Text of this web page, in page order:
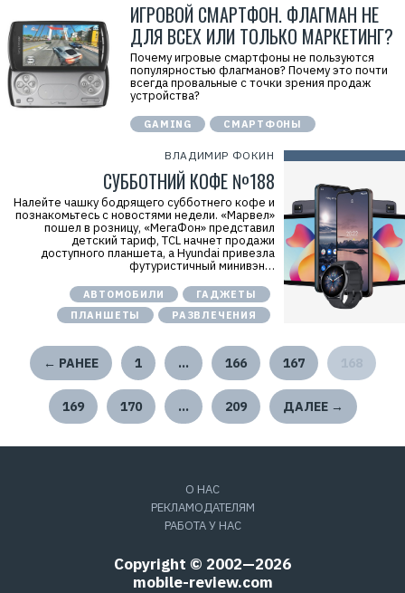
ИГРОВОЙ СМАРТФОН. ФЛАГМАН НЕ
ДЛЯ ВСЕХ ИЛИ ТОЛЬКО МАРКЕТИНГ?
Почему игровые смартфоны не пользуются
популярностью флагманов? Почему это почти
всегда провальные с точки зрения продаж
устройства?
GAMING СМАРТФОНЫ
ВЛАДИМИР ФОКИН
СУББОТНИЙ КОФЕ №188
Налейте чашку бодрящего субботнего кофе и
познакомьтесь с новостями недели. «Марвел»
пошел в розницу, «МегаФон» представил
детский тариф, TCL начнет продажи
доступного планшета, а Hyundai привезла
футуристичный минивэн…
АВТОМОБИЛИ
ГАДЖЕТЫ
ПЛАНШЕТЫ
РАЗВЛЕЧЕНИЯ
← РАНЕЕ 1 … 166 167
169 170 … 209 ДАЛЕЕ →
О НАС
РЕКЛАМОДАТЕЛЯМ
РАБОТА У НАС
Copyright © 2002—2026
mobile-review.com